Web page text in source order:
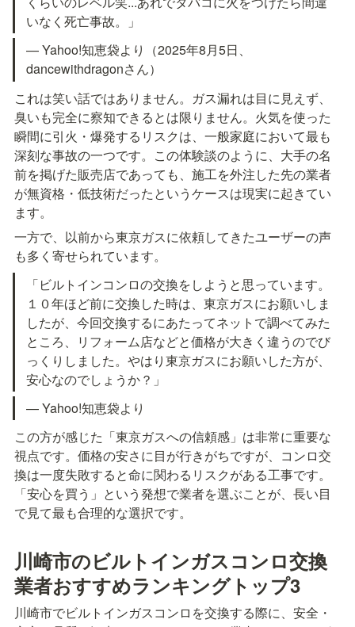
いなく死亡事故。」
— Yahoo!知恵袋より（2025年8月5日、
dancewithdragonさん）
これは笑い話ではありません。ガス漏れは目に見えず、
臭いも完全に察知できるとは限りません。火気を使った
瞬間に引火・爆発するリスクは、一般家庭において最も
深刻な事故の一つです。この体験談のように、大手の名
前を掲げた販売店であっても、施工を外注した先の業者
が無資格・低技術だったというケースは現実に起きてい
ます。
一方で、以前から東京ガスに依頼してきたユーザーの声
も多く寄せられています。
「ビルトインコンロの交換をしようと思っています。
１０年ほど前に交換した時は、東京ガスにお願いしま
したが、今回交換するにあたってネットで調べてみた
ところ、リフォーム店などと価格が大きく違うのでび
っくりしました。やはり東京ガスにお願いした方が、
安心なのでしょうか？」
— Yahoo!知恵袋より
この方が感じた「東京ガスへの信頼感」は非常に重要な
視点です。価格の安さに目が行きがちですが、コンロ交
換は一度失敗すると命に関わるリスクがある工事です。
「安心を買う」という発想で業者を選ぶことが、長い目
で見て最も合理的な選択です。
川崎市のビルトインガスコンロ交換
業者おすすめランキングトップ3
川崎市でビルトインガスコンロを交換する際に、安全・